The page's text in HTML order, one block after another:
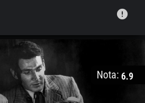
error
Nota: 6.9